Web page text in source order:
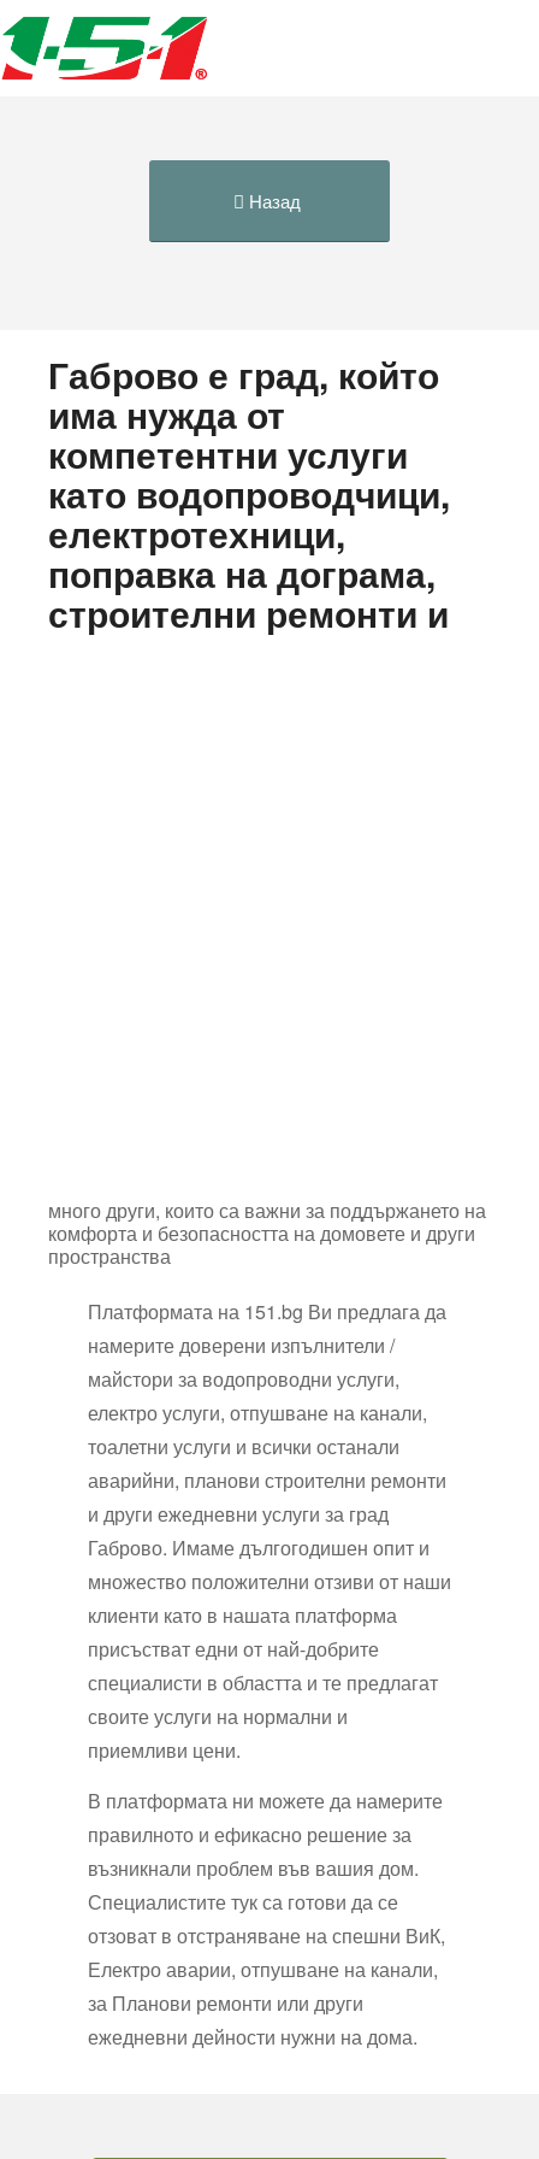
Назад
Габрово е град, който
има нужда от
компетентни услуги
като водопроводчици,
електротехници,
поправка на дограма,
строителни ремонти и
много други, които са важни за поддържането на
комфорта и безопасността на домовете и други
пространства
Платформата на 151.bg Ви предлага да
намерите доверени изпълнители /
майстори заводопроводни услуги,
електро услуги, отпушваненаканали,
тоалетни услуги и всички останали
аварийни, планови строителни ремонти
и други ежедневни услуги за град
Габрово. Имамедългогодишен опит и
множество положителни отзиви от наши
клиенти като в нашата платформа
присъстват едни от най-добрите
специалисти в областта и те предлагат
своите услуги на нормални и
приемливи цени.
В платформата ни можете да намерите
правилното и ефикасно решение за
възникнали проблем във вашия дом.
Специалистите тук са готови да се
отзоват в отстраняване на спешни ВиК,
Електро аварии, отпушване на канали,
за Планови ремонти или други
ежедневни дейности нужни на дома.